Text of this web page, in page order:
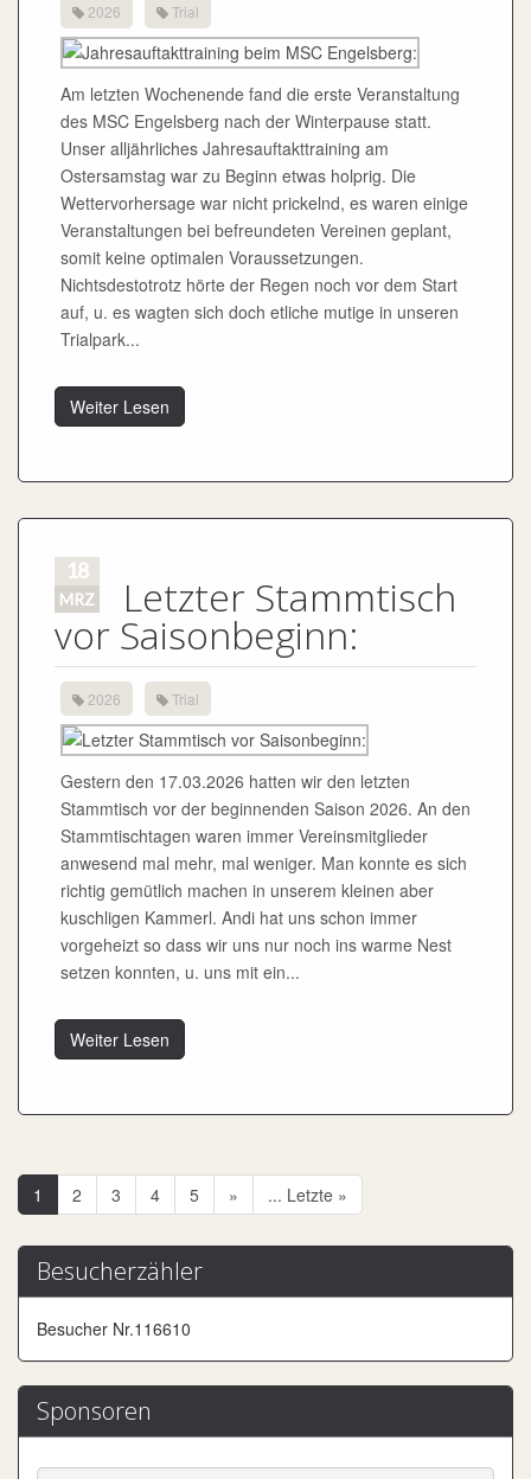
2026 Trial
Am letzten Wochenende fand die erste Veranstaltung
des MSC Engelsberg nach der Winterpause statt.
Unser alljährliches Jahresauftakttraining am
Ostersamstag war zu Beginn etwas holprig. Die
Wettervorhersage war nicht prickelnd, es waren einige
Veranstaltungen bei befreundeten Vereinen geplant,
somit keine optimalen Voraussetzungen.
Nichtsdestotrotz hörte der Regen noch vor dem Start
auf, u. es wagten sich doch etliche mutige in unseren
Trialpark...
Weiter Lesen
18
MRZ Letzter Stammtisch
vor Saisonbeginn:
2026 Trial
Gestern den 17.03.2026 hatten wir den letzten
Stammtisch vor der beginnenden Saison 2026. An den
Stammtischtagen waren immer Vereinsmitglieder
anwesend mal mehr, mal weniger. Man konnte es sich
richtig gemütlich machen in unserem kleinen aber
kuschligen Kammerl. Andi hat uns schon immer
vorgeheizt so dass wir uns nur noch ins warme Nest
setzen konnten, u. uns mit ein...
Weiter Lesen
1 2 3 4 5 » ... Letzte »
Besucherzähler
Besucher Nr.116610
Sponsoren